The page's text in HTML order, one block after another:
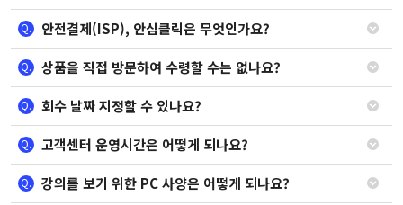
Q. 안전결제(ISP), 안심클릭은 무엇인가요?
Q. 상품을 직접 방문하여 수령할 수는 없나요?
Q. 회수 날짜 지정할 수 있나요?
Q. 고객센터 운영시간은 어떻게 되나요?
Q. 강의를 보기 위한 PC 사양은 어떻게 되나요?